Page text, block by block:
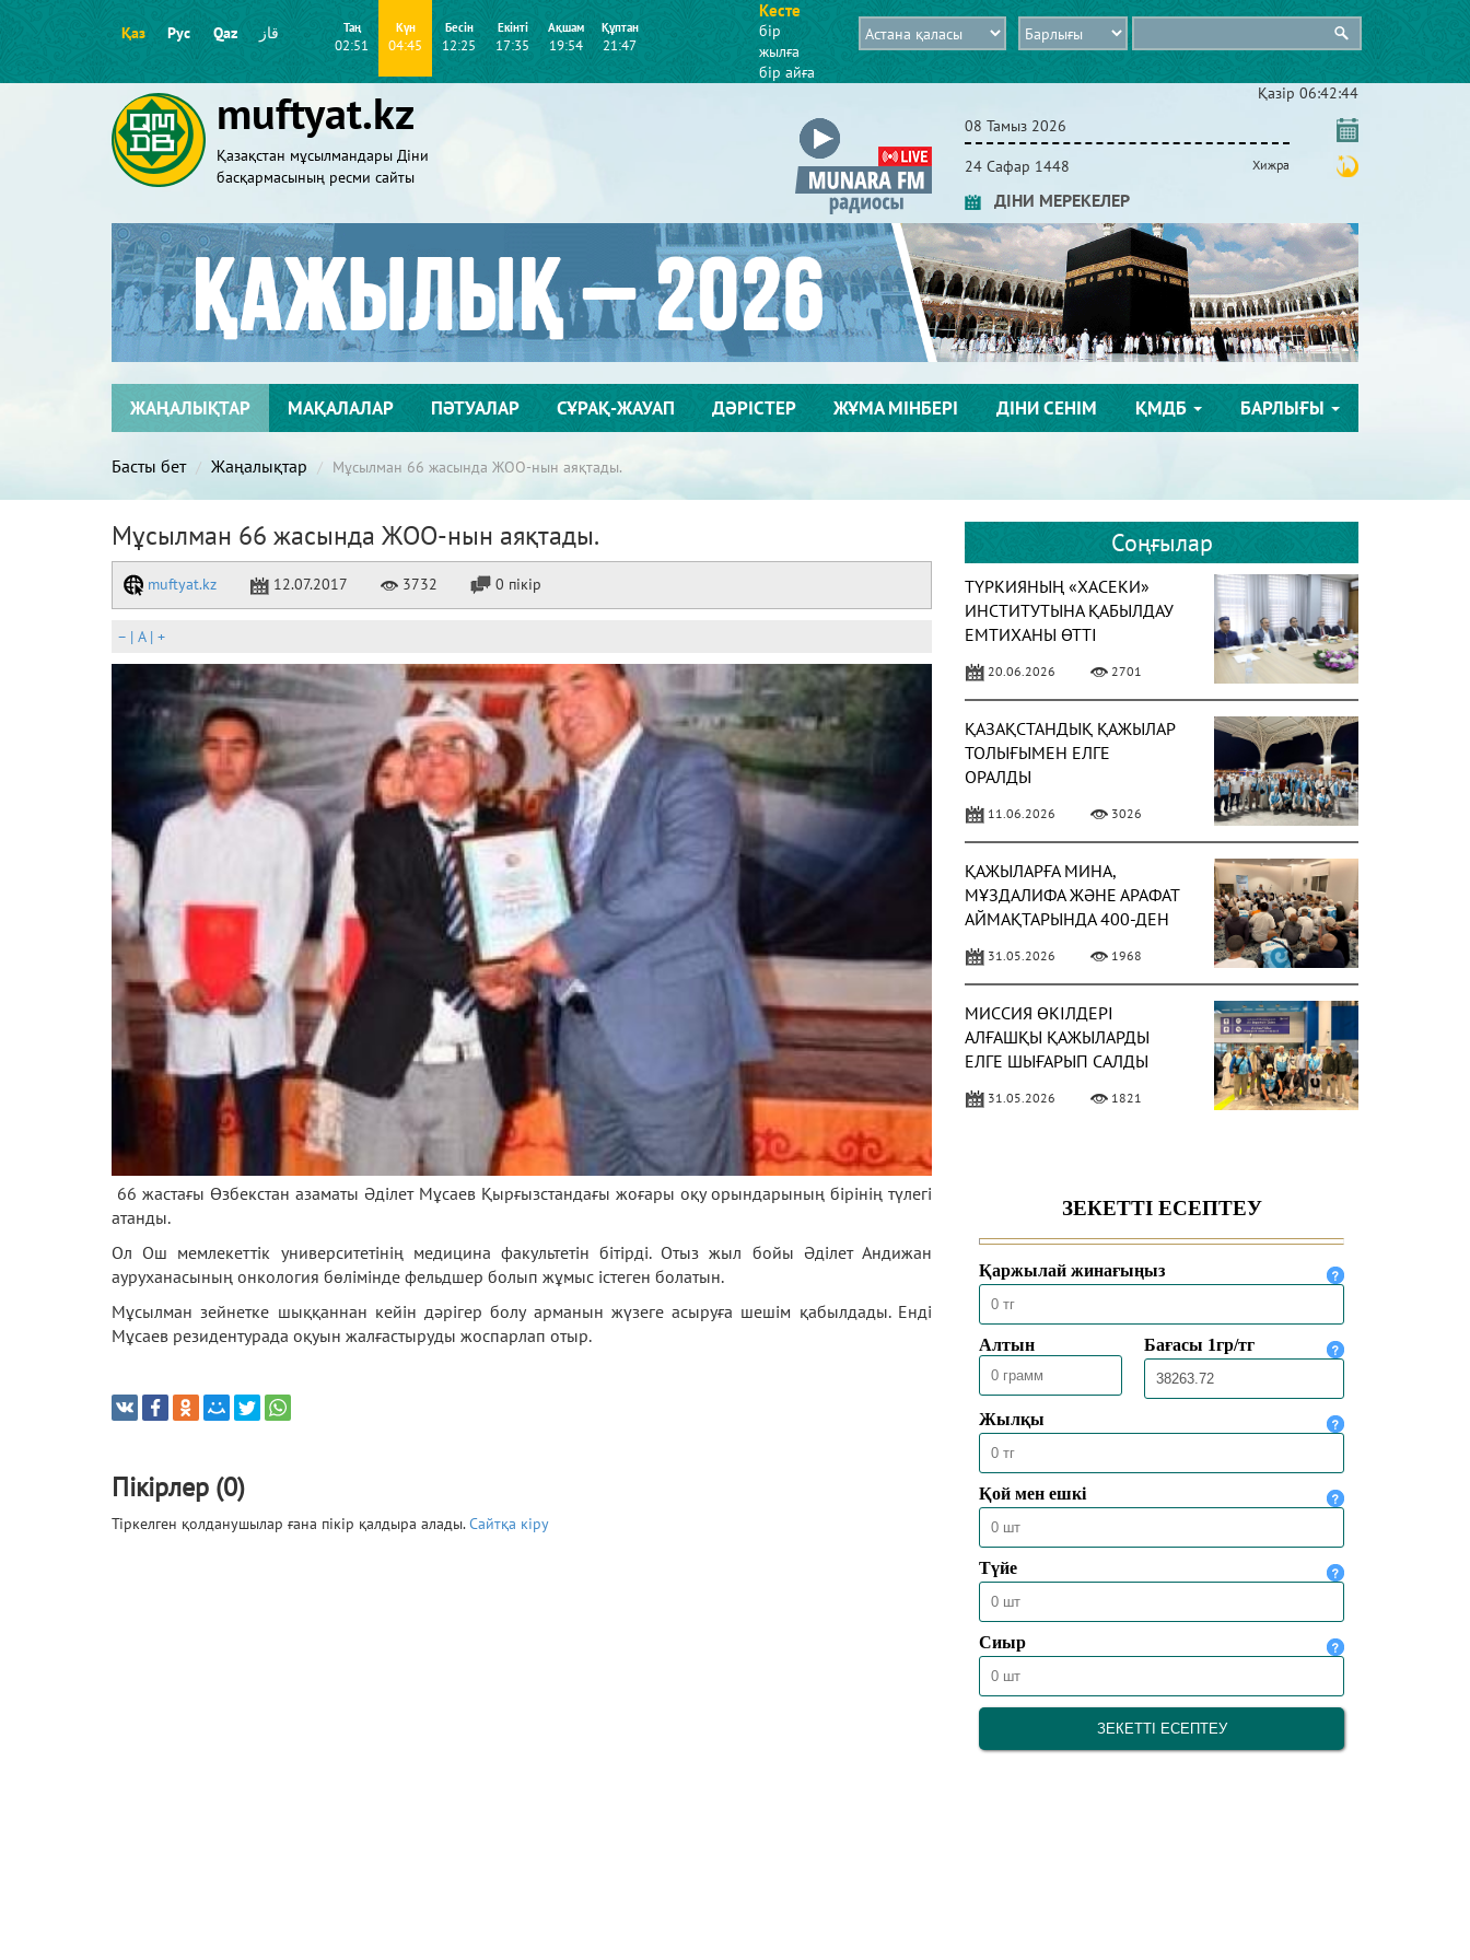
Қаз Рус Qaz قاز Таң
02:51
Күн
04:45
Бесін
12:25
Екінті
17:35
Ақшам
19:54
Құптан
21:47
Кесте
бір
жылға
бір айға
muftyat.kz
Қазақстан мұсылмандары Діни
басқармасының ресми сайты
Қазір 06:42:45
08 Тамыз 2026
24 Сафар 1448 Хижра
ДІНИ МЕРЕКЕЛЕР
ЖАҢАЛЫҚТАР МАҚАЛАЛАР ПӘТУАЛАР СҰРАҚ-ЖАУАП ДӘРІСТЕР ЖҰМА МІНБЕРІ ДІНИ СЕНІМ ҚМДБ БАРЛЫҒЫ
Басты бет Жаңалықтар Мұсылман 66 жасында ЖОО-нын аяқтады.
Мұсылман 66 жасында ЖОО-нын аяқтады.
muftyat.kz 12.07.2017 3732 0 пікір
– | A| +
66 жастағы Өзбекстан азаматы Әділет Мұсаев Қырғызстандағы жоғары оқу орындарының бірінің түлегі
атанды.
Ол Ош мемлекеттік университетінің медицина факультетін бітірді. Отыз жыл бойы Әділет Андижан
ауруханасының онкология бөлімінде фельдшер болып жұмыс істеген болатын.
Мұсылман зейнетке шыққаннан кейін дәрігер болу арманын жүзеге асыруға шешім қабылдады. Енді
Мұсаев резидентурада оқуын жалғастыруды жоспарлап отыр.
Пікірлер (0)
Тіркелген қолданушылар ғана пікір қалдыра алады.Сайтқа кіру
Соңғылар
ТҮРКИЯНЫҢ «ХАСЕКИ»
ИНСТИТУТЫНА ҚАБЫЛДАУ
ЕМТИХАНЫ ӨТТІ
20.06.2026 2701
ҚАЗАҚСТАНДЫҚ ҚАЖЫЛАР
ТОЛЫҒЫМЕН ЕЛГЕ
ОРАЛДЫ
11.06.2026 3026
ҚАЖЫЛАРҒА МИНА,
МҰЗДАЛИФА ЖӘНЕ АРАФАТ
АЙМАҚТАРЫНДА 400-ДЕН
ЖҮРГІЗІЛДІ
31.05.2026 1968
МИССИЯ ӨКІЛДЕРІ
АЛҒАШҚЫ ҚАЖЫЛАРДЫ
ЕЛГЕ ШЫҒАРЫП САЛДЫ
31.05.2026 1821
ҚҰЛШЫЛЫҒЫНЫҢ НЕГІЗГІ
АТҚАРДЫ
30.05.2026 4459
МЕККЕДЕ 1447 ҺИЖРИ
ЖЫЛҒЫ ҚАЖЫЛЫҚ
МАУСЫМЫ
ҚОРЫТЫНДЫЛАНДЫ
30.05.2026